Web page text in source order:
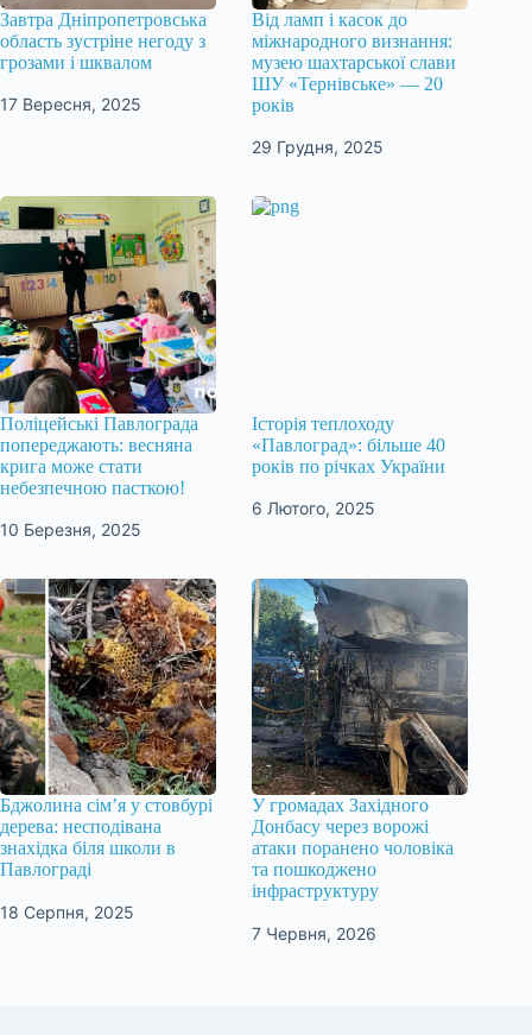
Завтра Дніпропетровська
область зустріне негоду з
грозами і шквалом
17 Вересня, 2025
Від ламп і касок до
міжнародного визнання:
музею шахтарської слави
ШУ «Тернівське» — 20
років
29 Грудня, 2025
Поліцейські Павлограда
попереджають: весняна
крига може стати
небезпечною пасткою!
10 Березня, 2025
Історія теплоходу
«Павлоград»: більше 40
років по річках України
6 Лютого, 2025
Бджолина сім’я у стовбурі
дерева: несподівана
знахідка біля школи в
Павлограді
18 Серпня, 2025
У громадах Західного
Донбасу через ворожі
атаки поранено чоловіка
та пошкоджено
інфраструктуру
7 Червня, 2026